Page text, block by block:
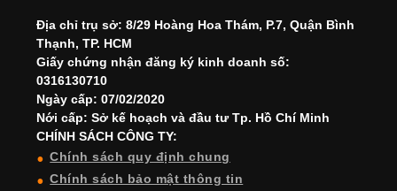
Địa chỉ trụ sở: 8/29 Hoàng Hoa Thám, P.7, Quận Bình
Thạnh, TP. HCM
Giấy chứng nhận đăng ký kinh doanh số:
0316130710
Ngày cấp: 07/02/2020
Nới cấp: Sở kế hoạch và đầu tư Tp. Hồ Chí Minh
CHÍNH SÁCH CÔNG TY:
Chính sách quy định chung
Chính sách bảo mật thông tin